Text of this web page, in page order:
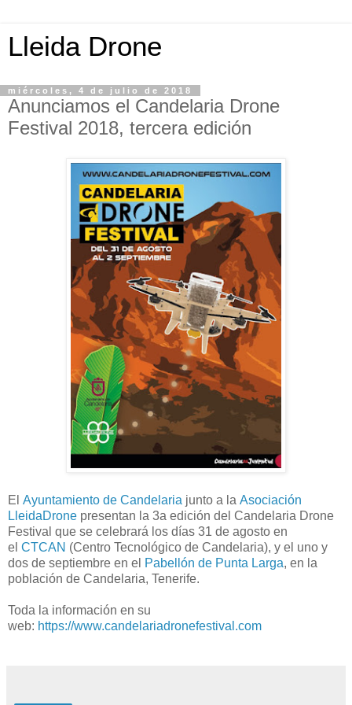
Lleida Drone
miércoles, 4 de julio de 2018
Anunciamos el Candelaria Drone
Festival 2018, tercera edición
El Ayuntamiento de Candelaria junto a la Asociación
LleidaDrone presentan la 3a edición del Candelaria Drone
Festival que se celebrará los días 31 de agosto en
el CTCAN (Centro Tecnológico de Candelaria), y el uno y
dos de septiembre en el Pabellón de Punta Larga, en la
población de Candelaria, Tenerife.
Toda la información en su
web: https://www.candelariadronefestival.com